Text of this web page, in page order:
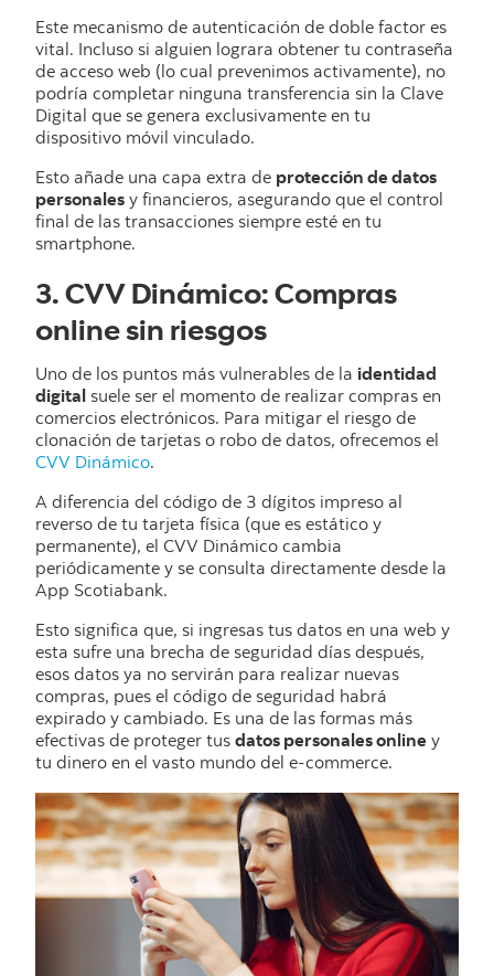
Este mecanismo de autenticación de doble factor es
vital. Incluso si alguien lograra obtener tu contraseña
de acceso web (lo cual prevenimos activamente), no
podría completar ninguna transferencia sin la Clave
Digital que se genera exclusivamente en tu
dispositivo móvil vinculado.
Esto añade una capa extra de protección de datos
personales y financieros, asegurando que el control
final de las transacciones siempre esté en tu
smartphone.
3. CVV Dinámico: Compras
online sin riesgos
Uno de los puntos más vulnerables de la identidad
digital suele ser el momento de realizar compras en
comercios electrónicos. Para mitigar el riesgo de
clonación de tarjetas o robo de datos, ofrecemos el
CVV Dinámico.
A diferencia del código de 3 dígitos impreso al
reverso de tu tarjeta física (que es estático y
permanente), el CVV Dinámico cambia
periódicamente y se consulta directamente desde la
App Scotiabank.
Esto significa que, si ingresas tus datos en una web y
esta sufre una brecha de seguridad días después,
esos datos ya no servirán para realizar nuevas
compras, pues el código de seguridad habrá
expirado y cambiado. Es una de las formas más
efectivas de proteger tus datos personales online y
tu dinero en el vasto mundo del e-commerce.